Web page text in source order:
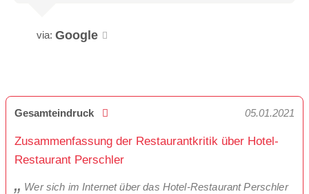
via: Google
Gesamteindruck 05.01.2021
Zusammenfassung der Restaurantkritik über Hotel-
Restaurant Perschler
Wer sich im Internet über das Hotel-Restaurant Perschler